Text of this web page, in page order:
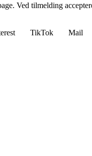
Ved tilmelding
TikTok Mail